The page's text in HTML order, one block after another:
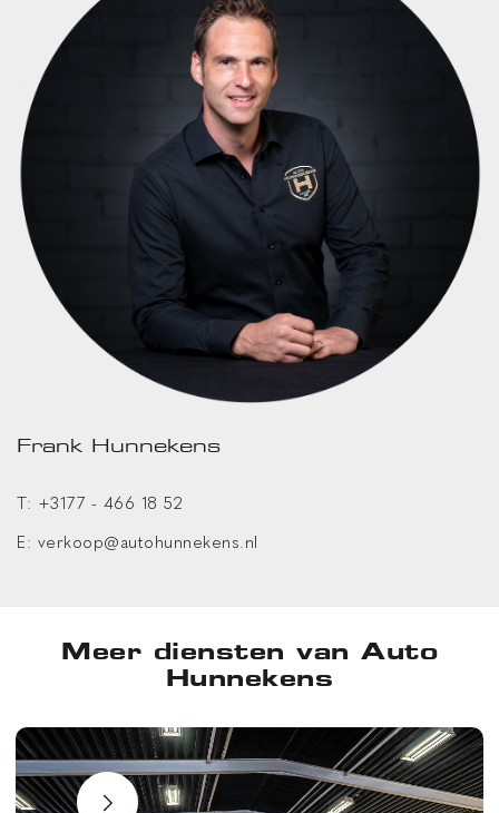
Frank Hunnekens
T: +3177 - 466 18 52
E: verkoop@autohunnekens.nl
Meer diensten van Auto
Hunnekens